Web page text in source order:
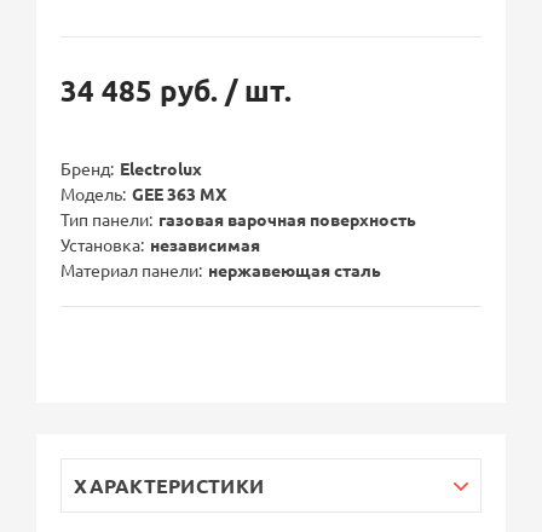
34 485 руб. / шт.
Бренд Electrolux
Модель GEE 363 MX
Тип панели газовая варочная поверхность
Установка независимая
Материал панели нержавеющая сталь
ХАРАКТЕРИСТИКИ